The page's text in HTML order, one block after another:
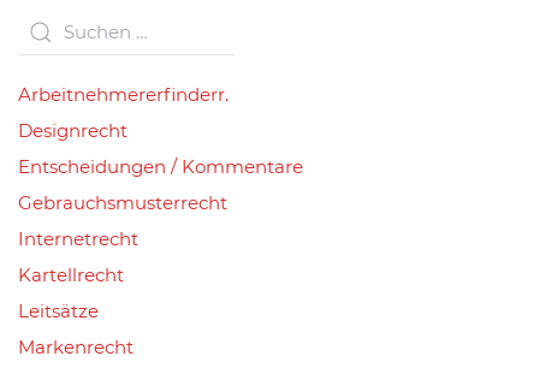
Arbeitnehmererfinderr.
Designrecht
Entscheidungen / Kommentare
Gebrauchsmusterrecht
Internetrecht
Kartellrecht
Leitsätze
Markenrecht